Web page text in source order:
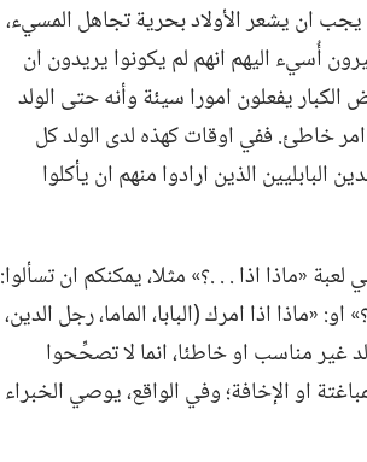
ان يشعر الأولاد بحرية تجاهل المسيء،‏
أُسيء اليهم انهم لم يكونوا يريدون ان
يفعلون امورا سيئة وأنه حتى الولد
خاطئ.‏ ففي اوقات كهذه لدى الولد كل
البابليين الذين ارادوا منهم ان يأكلوا
«ماذا اذا .‏ .‏ .‏؟‏» مثلا،‏ يمكنكم ان تسألوا:‏
«ماذا اذا امرك (‏البابا،‏ الماما،‏ رجل الدين،‏
غير مناسب او خاطئا،‏ انما لا تصحِّحوا
او الإخافة؛‏ وفي الواقع،‏ يوصي الخبراء